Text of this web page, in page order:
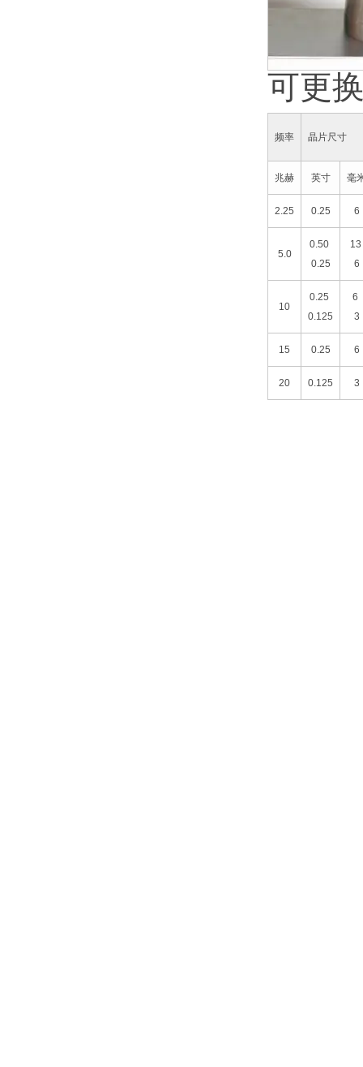
可更
频率 晶片尺寸
兆赫 英寸 毫
2.25 0.25 6
5.0
0.50
0.25
13
6
10
0.25
0.125
6
3
15 0.25 6
20 0.125 3